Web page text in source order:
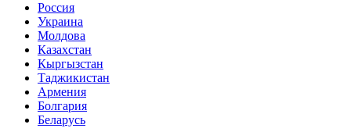
Россия
Украина
Молдова
Казахстан
Кыргызстан
Таджикистан
Армения
Болгария
Беларусь